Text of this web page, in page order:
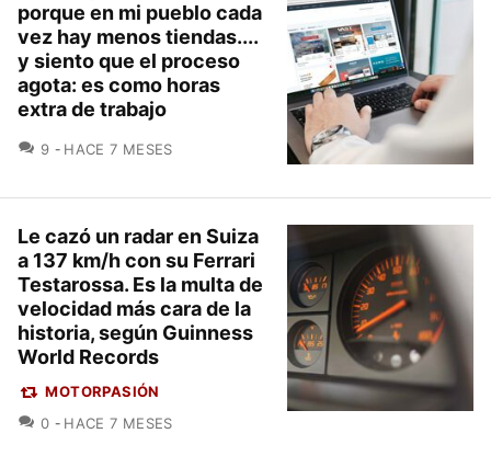
porque en mi pueblo cada
vez hay menos tiendas....
y siento que el proceso
agota: es como horas
extra de trabajo
9 COMENTARIOS
HACE 7 MESES
Le cazó un radar en Suiza
a 137 km/h con su Ferrari
Testarossa. Es la multa de
velocidad más cara de la
historia, según Guinness
World Records
MOTORPASIÓN
0 COMENTARIOS
HACE 7 MESES